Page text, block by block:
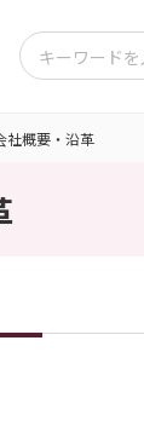
社概要・沿革